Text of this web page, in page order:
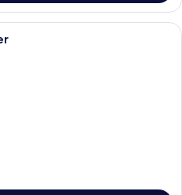
Ein Hotelzimmer mit einem Bett,